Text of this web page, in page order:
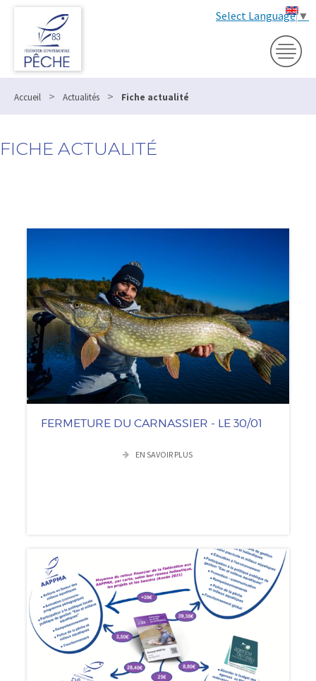
Select Language▼
Accueil > Actualités > Fiche actualité
FICHE ACTUALITÉ
FERMETURE DU CARNASSIER - LE 30/01
EN SAVOIR PLUS